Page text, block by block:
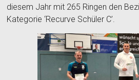
diesem Jahr mit 265 Ringen den
Kategorie ‘Recurve Schüler C’.